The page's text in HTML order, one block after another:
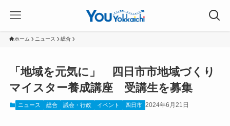
ホーム ニュース 総合
「地域を元気に」 四日市市地域づくり
マイスター養成講座 受講生を募集
ニュース 総合 議会・行政 イベント 四日市 2024年6月21日